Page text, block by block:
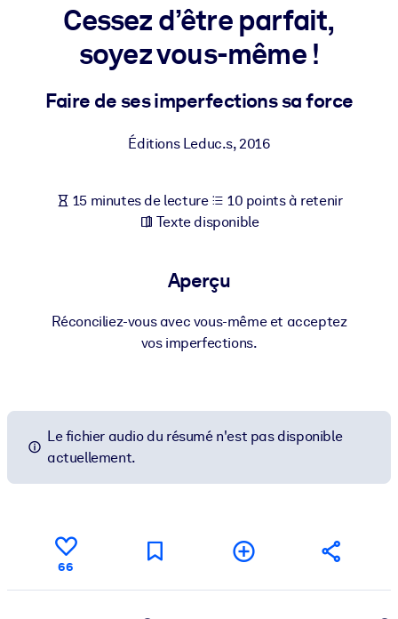
PAR SYSTÈME
Intégrez des connaissances vérifiées et concises dans votre
LMS/LXP pour de meilleurs résultats d'apprentissage.
Enrichissez votre bibliothèque d'entreprise avec des
commerciales fiables et prêtes à l'emploi.
Alimentez vos systèmes d'IA avec des connaissances fiables et
structurées pour améliorer les résultats.
Cessez d’être parfait,
soyez vous-même !
Faire de ses imperfections sa force
Éditions Leduc.s,2016
15 minutes de lecture
10 points à retenir
Texte disponible
Aperçu
Réconciliez-vous avec vous-même et acceptez
vos imperfections.
Le fichier audio du résumé n'est pas disponible
actuellement.
66